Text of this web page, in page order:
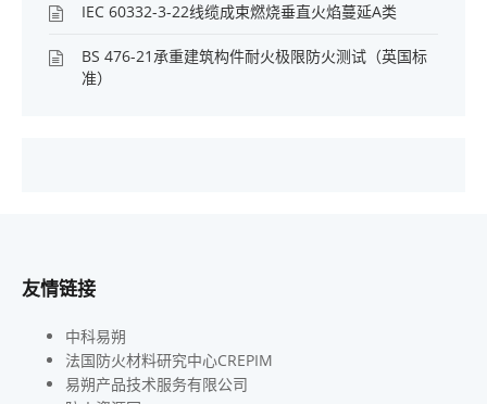
IEC 60332-3-22线缆成束燃烧垂直火焰蔓延A类
BS 476-21承重建筑构件耐火极限防火测试（英国标
准）
友情链接
中科易朔
法国防火材料研究中心CREPIM
易朔产品技术服务有限公司